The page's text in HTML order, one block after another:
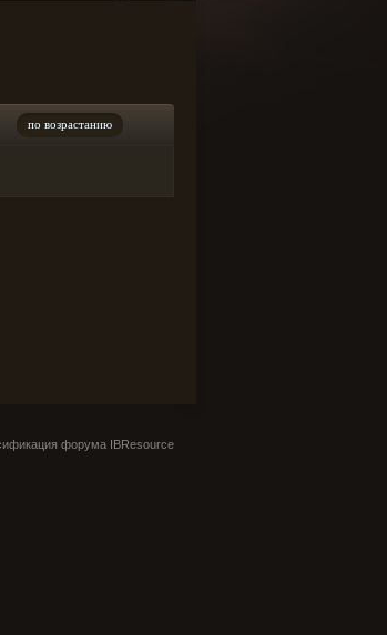
по возрастанию
форума IBResource